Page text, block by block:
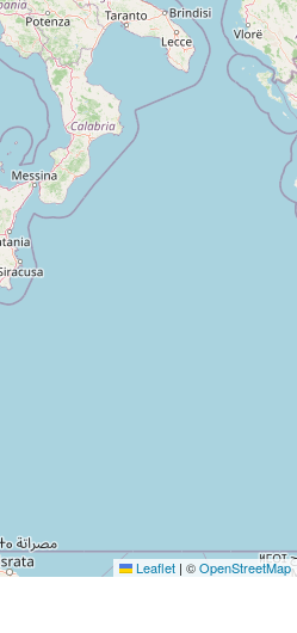
Leaflet | ©OpenStreetMap